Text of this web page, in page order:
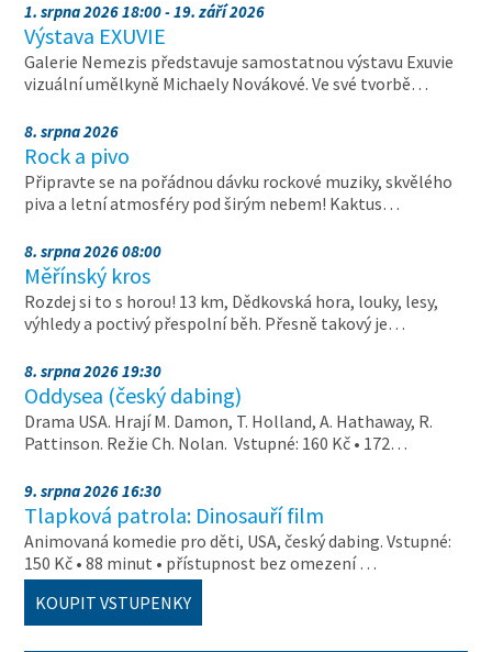
1. srpna 2026 18:00 - 19. září 2026
Výstava EXUVIE
Galerie Nemezis představuje samostatnou výstavu Exuvie
vizuální umělkyně Michaely Novákové. Ve své tvorbě…
8. srpna 2026
Rock a pivo
Připravte se na pořádnou dávku rockové muziky, skvělého
piva a letní atmosféry pod širým nebem! Kaktus…
8. srpna 2026 08:00
Měřínský kros
Rozdej si to s horou! 13 km, Dědkovská hora, louky, lesy,
výhledy a poctivý přespolní běh. Přesně takový je…
8. srpna 2026 19:30
Oddysea (český dabing)
Drama USA. Hrají M. Damon, T. Holland, A. Hathaway, R.
Pattinson. Režie Ch. Nolan. Vstupné: 160 Kč • 172…
9. srpna 2026 16:30
Tlapková patrola: Dinosauří film
Animovaná komedie pro děti, USA, český dabing. Vstupné:
150 Kč • 88 minut • přístupnost bez omezení …
KOUPIT VSTUPENKY